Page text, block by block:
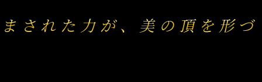
された力が、美の頂を形